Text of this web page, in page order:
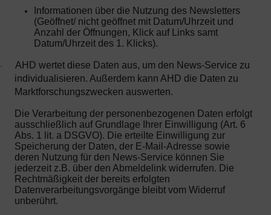
Informationen über die Nutzung des Newsletters
(Geöffnet/ nicht geöffnet mit Datum/Uhrzeit und
Anzahl der Öffnungen, Klick auf Links samt
Datum/Uhrzeit des 1. Klicks).
·
AHD wertet diese Daten aus, um den News-Service zu
individualisieren. Außerdem kann AHD die Daten zu
Marktforschungszwecken auswerten.
Die Verarbeitung der personenbezogenen Daten erfolgt
ausschließlich auf Grundlage Ihrer Einwilligung (Art. 6
Abs. 1 lit. a DSGVO). Die erteilte Einwilligung zur
Speicherung der Daten, der E-Mail-Adresse sowie
deren Nutzung für den News-Service können Sie
jederzeit z.B. über den Abmeldelink widerrufen. Die
Rechtmäßigkeit der bereits erfolgten
Datenverarbeitungsvorgänge bleibt vom Widerruf
unberührt.